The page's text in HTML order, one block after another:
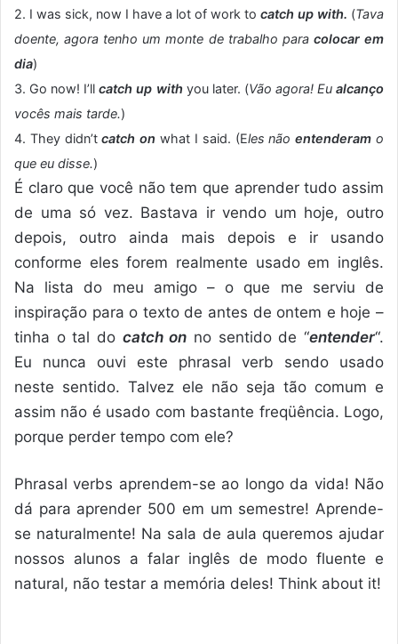
2. I was sick, now I have a lot of work to catch up with. (Tava
doente, agora tenho um monte de trabalho para colocar em
dia)
3. Go now! I’llcatch up with you later. (Vão agora! Eualcanço
vocês mais tarde.)
4. They didn’tcatch on what I said. (Eles nãoentenderam o
que eu disse.)
É claro que você não tem que aprender tudo assim
de uma só vez. Bastava ir vendo um hoje, outro
depois, outro ainda mais depois e ir usando
conforme eles forem realmente usado em inglês.
Na lista do meu amigo – o que me serviu de
inspiração para o texto de antes de ontem e hoje –
tinha o tal do catch on no sentido de “entender“.
Eu nunca ouvi este phrasal verb sendo usado
neste sentido. Talvez ele não seja tão comum e
assim não é usado com bastante freqüência. Logo,
porque perder tempo com ele?
Phrasal verbs aprendem-se ao longo da vida! Não
dá para aprender 500 em um semestre! Aprende-
se naturalmente! Na sala de aula queremos ajudar
nossos alunos a falar inglês de modo fluente e
natural, não testar a memória deles! Think about it!